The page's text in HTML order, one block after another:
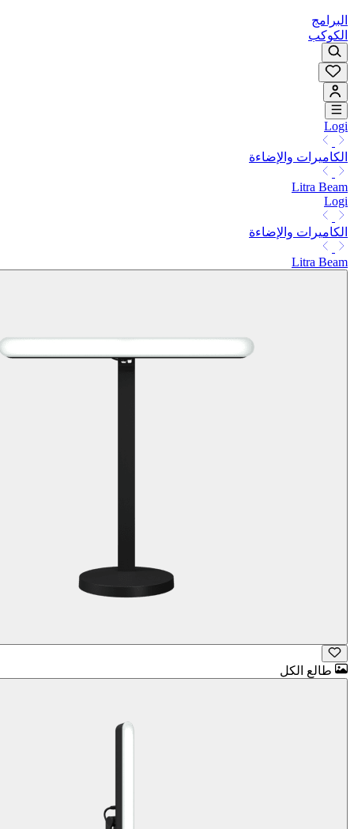
البرامج
الكوكب
Logi
الكاميرات والإضاءة
Litra Beam
Logi
الكاميرات والإضاءة
Litra Beam
طالع الكل